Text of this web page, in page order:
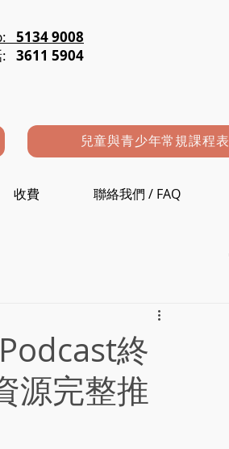
5134 9008
3611 5904
兒童與青少年常規課程表
收費 聯絡我們 / FAQ
終
源完整推